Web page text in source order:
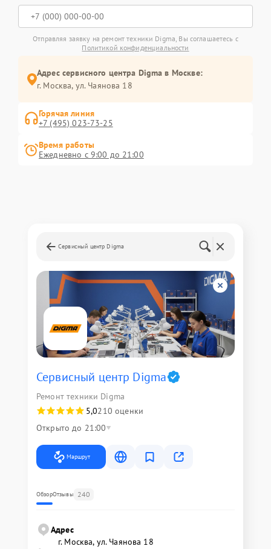
Отправляя заявку на ремонт техники Digma, Вы соглашаетесь с
Политикой конфиденциальности
Адрес сервисного центра Digma в Москве:
г. Москва, ул. Чаянова 18
Горячая линия
+7 (495) 023-73-25
Время работы
Ежедневно с 9:00 до 21:00
Сервисный центр Digma
Сервисный центр Digma
Ремонт техники Digma
5,0210 оценки
Открыто до 21:00
Маршрут
ОбзорОтзывы 240
Адрес
г. Москва, ул. Чаянова 18